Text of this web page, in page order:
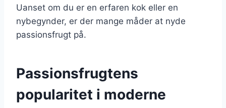
Uanset om du er en erfaren kok eller en
nybegynder, er der mange måder at nyde
passionsfrugt på.
Passionsfrugtens
popularitet i moderne